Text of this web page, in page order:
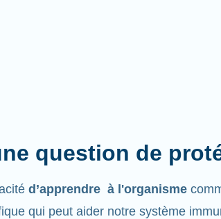
question de
d’apprendre à l'organisme
qui peut aider notre système